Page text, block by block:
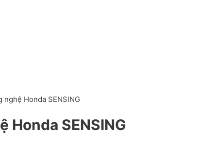
nghệ Honda SENSING
Honda SENSING